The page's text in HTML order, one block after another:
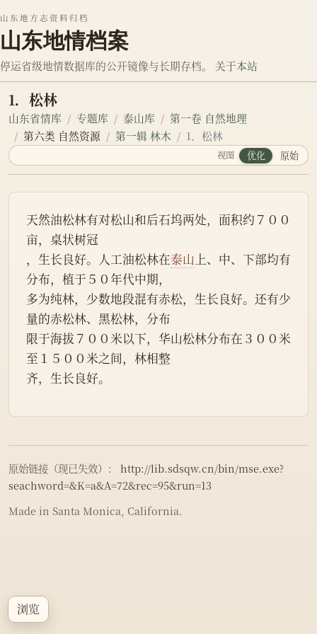
山东地方志资料归档
山东地情档案
停运省级地情数据库的公开镜像与长期存档。 关于本站
1．松林
山东省情库 专题库 泰山库
第一卷 自然地理
第六类 自然资源
第一辑 林木 1．松林
视图 优化 原始
浏览
天然油松林有对松山和后石坞两处，面积约７００
亩，桌状树冠
，生长良好。人工油松林在泰山 上、中、下部均有
分布，植于５０年代中期，
多为纯林，少数地段混有赤松，生长良好。还有少
量的赤松林、黑松林，分布
限于海拔７００米以下，华山松林分布在３００米
至１５００米之间，林相整
齐，生长良好。
原始链接（现已失效）：
http://lib.sdsqw.cn/bin/mse.exe?
seachword=&K=a&A=72&rec=95&run=13
Made in Santa Monica, California.